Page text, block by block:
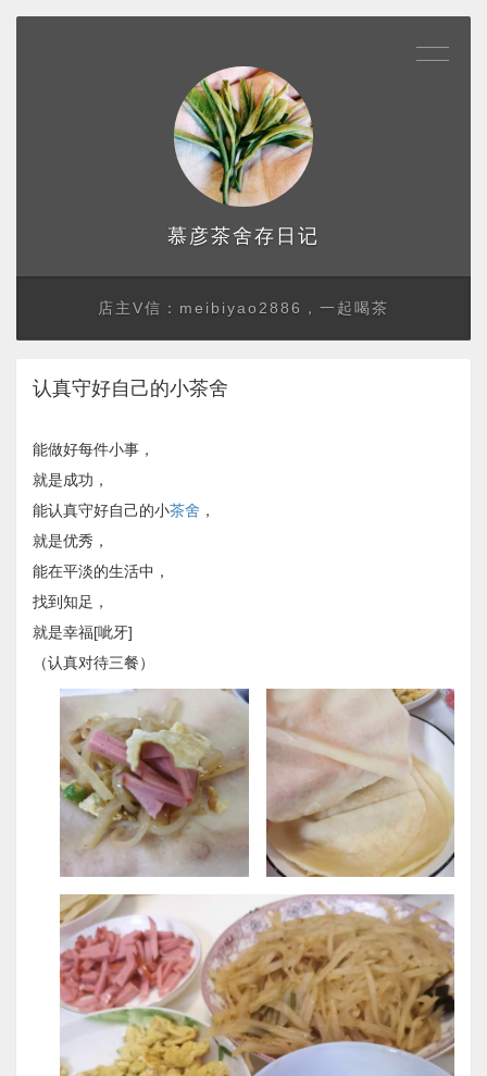
慕彦茶舍存日记
店主V信：meibiyao2886，一起喝茶
认真守好自己的小茶舍
能做好每件小事，
就是成功，
能认真守好自己的小茶舍 ，
就是优秀，
能在平淡的生活中，
找到知足，
就是幸福[呲牙]
（认真对待三餐）